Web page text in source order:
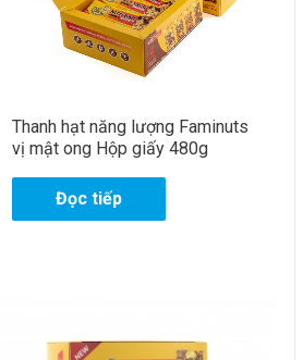
Thanh hạt năng lượng Faminuts
vị mật ong Hộp giấy 480g
Đọc tiếp